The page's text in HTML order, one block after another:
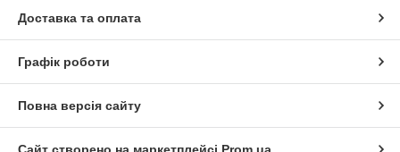
Доставка та оплата
Графік роботи
Повна версія сайту